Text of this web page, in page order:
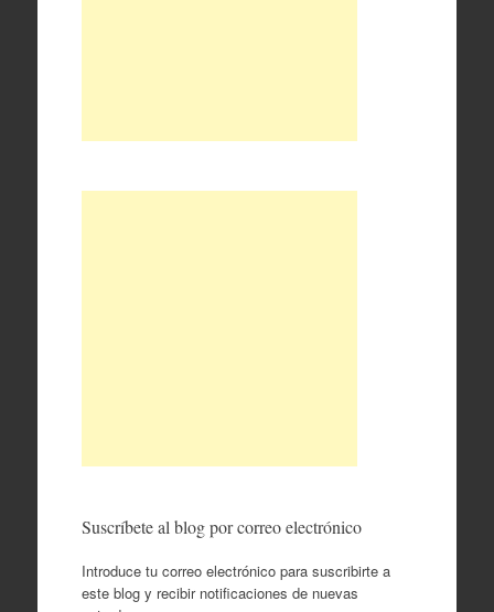
Suscríbete al blog por correo electrónico
Introduce tu correo electrónico para suscribirte a
este blog y recibir notificaciones de nuevas